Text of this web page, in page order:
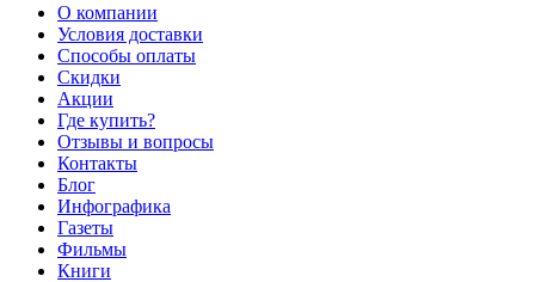
О компании
Условия доставки
Способы оплаты
Скидки
Акции
Где купить?
Отзывы и вопросы
Контакты
Блог
Инфографика
Газеты
Фильмы
Книги